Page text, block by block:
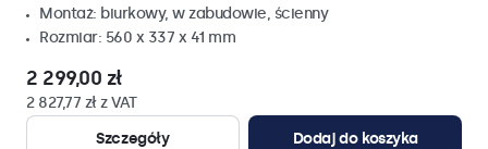
Montaż: biurkowy, w zabudowie, ścienny
Rozmiar: 560 x 337 x 41 mm
2 299,00 zł
2 827,77 zł z VAT
Szczegóły
Dodaj do koszyka